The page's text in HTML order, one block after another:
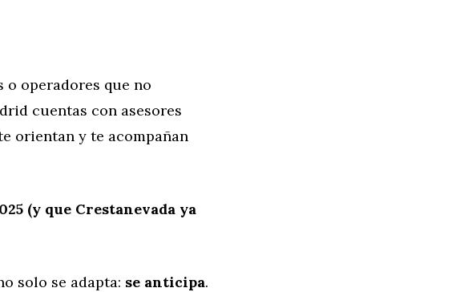
operadores que no
cuentas con asesores
orientan y te acompañan
(y que Crestanevada ya
solo se adapta: se anticipa.